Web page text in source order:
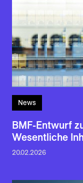
News
BMF-Entwurf
Wesentliche
20.02.2026